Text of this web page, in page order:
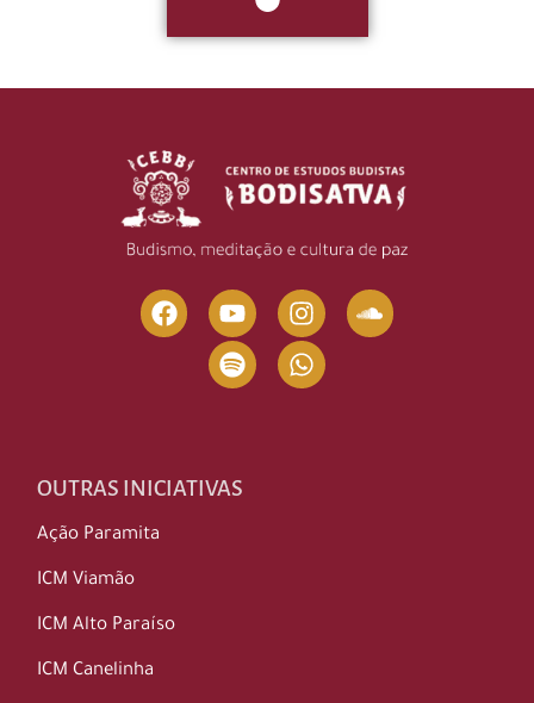
OUTRAS INICIATIVAS
Ação Paramita
ICM Viamão
ICM Alto Paraíso
ICM Canelinha